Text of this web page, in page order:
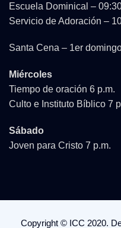
Escuela Dominical –
Servicio de Adoración –
Santa Cena – 1er
Miércoles
Tiempo de oración 6 p.m.
Culto e Instituto Bíblico 7
Sábado
Joven para Cristo 7 p.m.
Copyright © ICC 2020.